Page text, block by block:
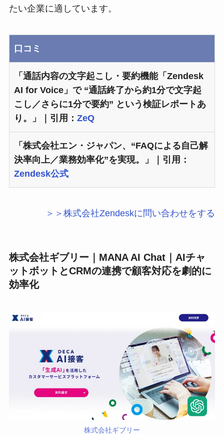
たい企業に適しています。
口コミ
「通話内容の文字起こし・要約機能「Zendesk
AI for Voice」で “通話終了から約1分で文字起
こし／さらに1分で要約” という検証レポートあ
り。」｜引用： ZeQ
「株式会社エン・ジャパン、“FAQによる自己解
決率向上／業務効率化”を実現。」｜引用：
Zendesk公式
＞＞株式会社Zendeskに問い合わせをする
株式会社ギブリー｜MANA AI Chat｜AIチャ
ットボットとCRMの連携で顧客対応を劇的に
効率化
株式会社ギブリー